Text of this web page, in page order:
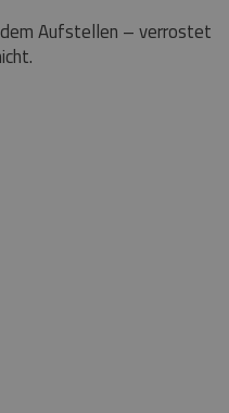
Aufstellen – verrostet